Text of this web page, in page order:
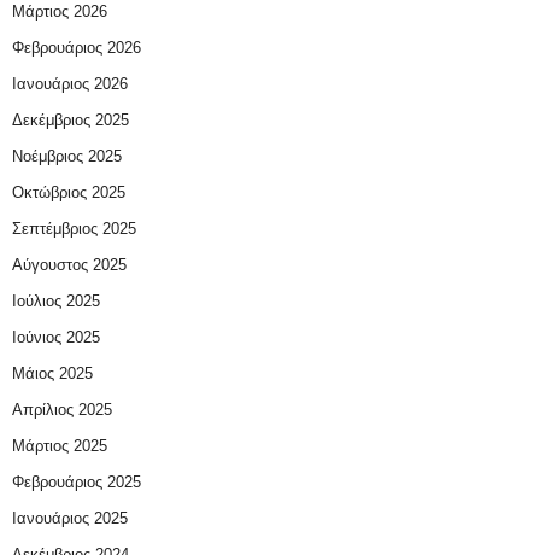
Μάρτιος 2026
Φεβρουάριος 2026
Ιανουάριος 2026
Δεκέμβριος 2025
Νοέμβριος 2025
Οκτώβριος 2025
Σεπτέμβριος 2025
Αύγουστος 2025
Ιούλιος 2025
Ιούνιος 2025
Μάιος 2025
Απρίλιος 2025
Μάρτιος 2025
Φεβρουάριος 2025
Ιανουάριος 2025